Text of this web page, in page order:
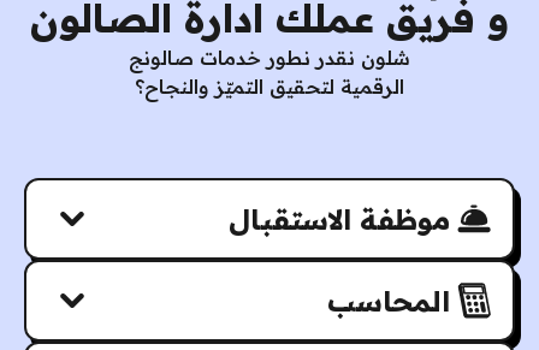
و فريق عملك ادارة الصالون
شلون نقدر نطور خدمات صالونج
الرقمية لتحقيق التميّز والنجاح؟
موظفة الاستقبال
مهام موظفة الاستقبال:
المحاسب